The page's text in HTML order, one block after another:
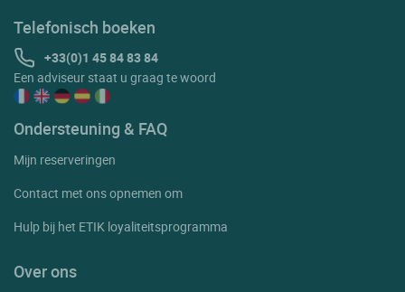
Telefonisch boeken
+33(0)1 45 84 83 84
Een adviseur staat u graag te woord
Ondersteuning & FAQ
Mijn reserveringen
Contact met ons opnemen om
Hulp bij het ETIK loyaliteitsprogramma
Over ons